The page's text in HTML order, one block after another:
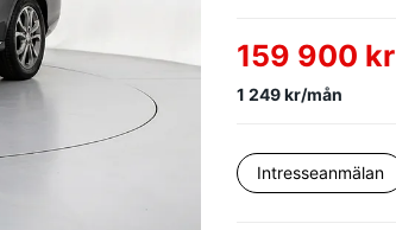
159 900 kr
1 249 kr/mån
Intresseanmälan